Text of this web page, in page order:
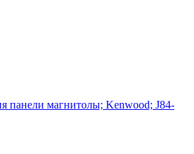
панели магнитолы; Kenwood; J84-